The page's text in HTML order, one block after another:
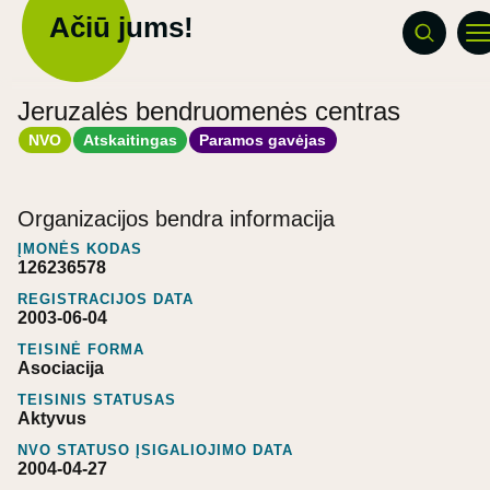
Ačiū jums!
Jeruzalės bendruomenės centras
NVO Atskaitingas Paramos gavėjas
Organizacijos bendra informacija
ĮMONĖS KODAS
126236578
REGISTRACIJOS DATA
2003-06-04
TEISINĖ FORMA
Asociacija
TEISINIS STATUSAS
Aktyvus
NVO STATUSO ĮSIGALIOJIMO DATA
2004-04-27